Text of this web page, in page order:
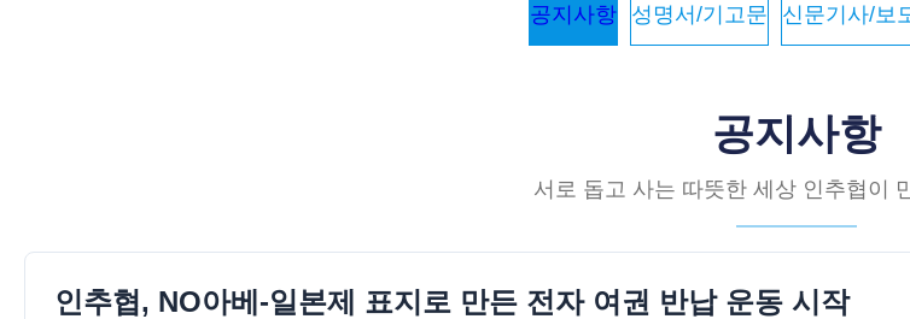
공지사항 성명서/기고문 신문기사/보
공지사항
서로 돕고 사는 따뜻한 세상 인추협이
인추협, NO아베-일본제 표지로 만든 전자 여권 반납 운동 시작